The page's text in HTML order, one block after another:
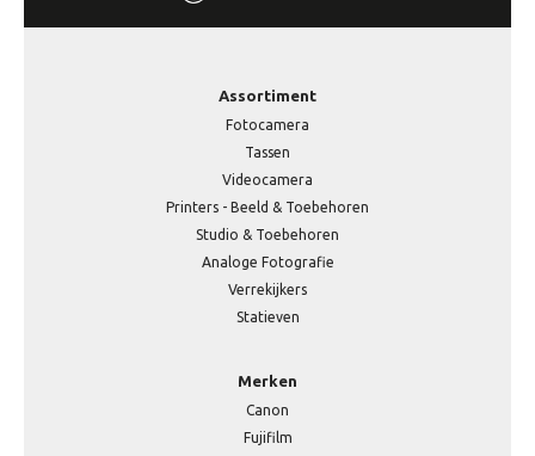
Assortiment
Fotocamera
Tassen
Videocamera
Printers - Beeld & Toebehoren
Studio & Toebehoren
Analoge Fotografie
Verrekijkers
Statieven
Merken
Canon
Fujifilm